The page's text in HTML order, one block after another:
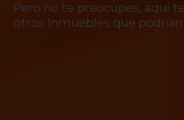
Pero no te preocupes, aquí
otros Inmuebles que